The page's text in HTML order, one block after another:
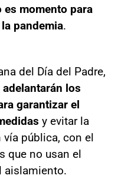
es momento para
pandemia.
del Día del Padre,
los
garantizar el
y evitar la
pública, con el
que no usan el
aislamiento.